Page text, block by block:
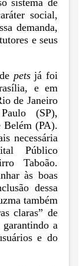
sistema de
social,
demanda,
e seus
petsjá foi
e em
de Janeiro
(SP),
Belém (PA).
necessária
Público
Taboão.
às boas
dessa
também
claras” de
a
e do